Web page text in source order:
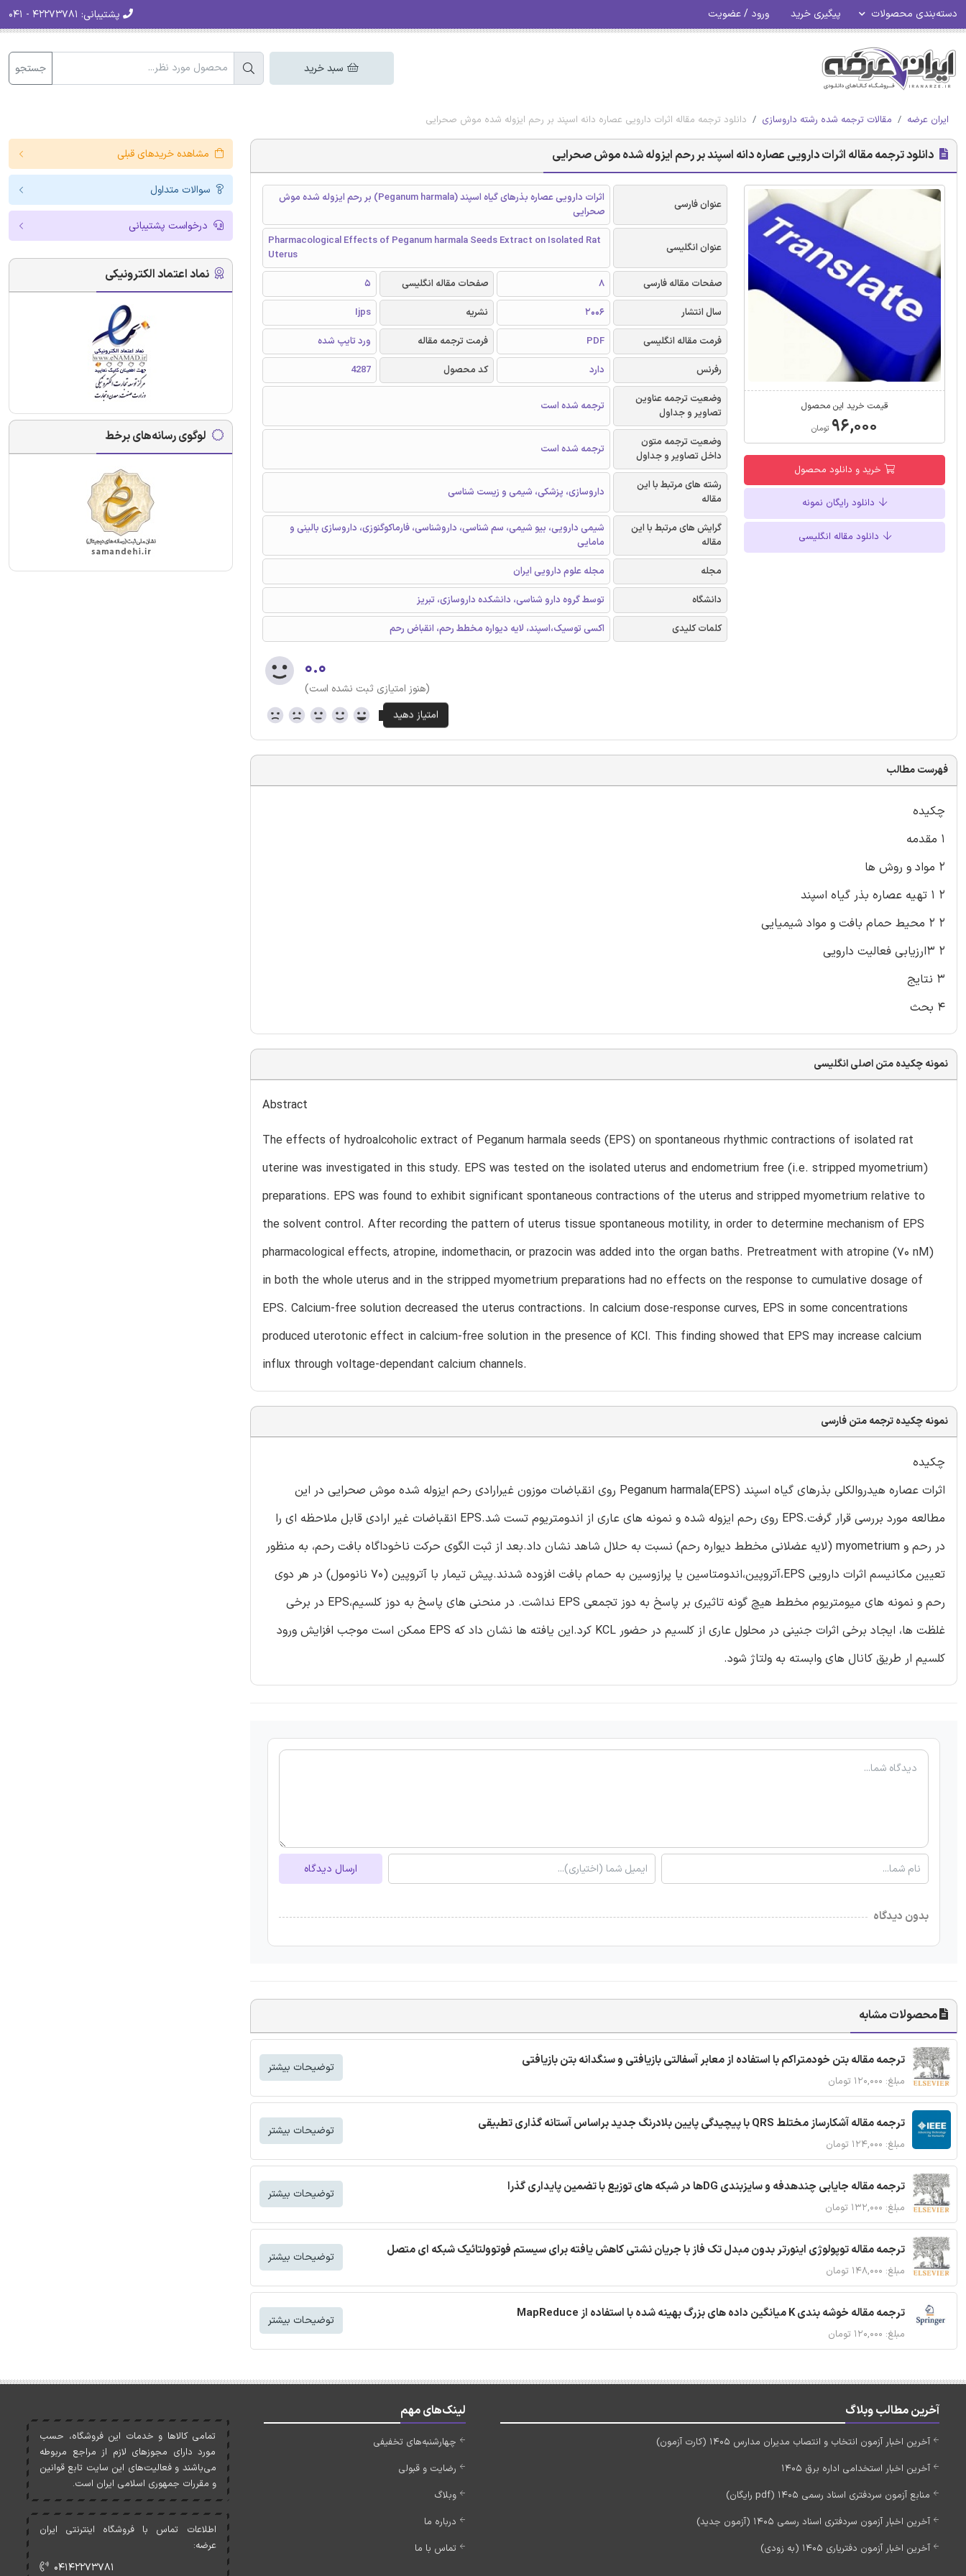
دسته‌بندی محصولات پیگیری خرید ورود / عضویت پشتیبانی:
سبد خرید جستجو
ایران عرضه مقالات ترجمه شده رشته داروسازی دانلود ترجمه مقاله اثرات دارویی عصاره دانه اسپند بر رحم ایزوله شده موش صحرایی
دانلود ترجمه مقاله اثرات دارویی عصاره دانه اسپند بر رحم ایزوله شده موش صحرایی
قیمت خرید این محصول
۹۶,۰۰۰ تومان
خرید و دانلود محصول
دانلود رایگان نمونه
دانلود مقاله انگلیسی
عنوان فارسی
اثرات دارویی عصاره بذرهای گیاه اسپند (Peganum harmala) بر رحم ایزوله شده موش
صحرایی
عنوان انگلیسی
Pharmacological Effects of Peganum harmala Seeds Extract on Isolated Rat
Uterus
صفحات مقاله فارسی
8 صفحات مقاله انگلیسی
5
سال انتشار
2006 نشریه
Ijps
فرمت مقاله انگلیسی
PDF فرمت ترجمه مقاله
ورد تایپ شده
رفرنس
دارد کد محصول
4287
وضعیت ترجمه عناوین
تصاویر و جداول
ترجمه شده است
وضعیت ترجمه متون
داخل تصاویر و جداول
ترجمه شده است
رشته های مرتبط با این
مقاله
داروسازی، پزشکی، شیمی و زیست شناسی
گرایش های مرتبط با این
مقاله
شیمی دارویی، بیو شیمی، سم شناسی، داروشناسی، فارماکوگنوزی، داروسازی بالینی و
مامایی
مجله
مجله علوم دارویی ایران
دانشگاه
توسط گروه دارو شناسی، دانشکده داروسازی، تبریز
کلمات کلیدی
اکسی توسیک،اسپند، لایه دیواره مخطط رحم، انقباض رحم
۰.۰
(هنوز امتیازی ثبت نشده است)
فهرست مطالب
چکیده
۱ مقدمه
۲ مواد و روش ها
۲ ۱ تهیه عصاره بذر گیاه اسپند
۲ ۲ محیط حمام بافت و مواد شیمیایی
۲ ۳ارزیابی فعالیت دارویی
۳ نتایج
۴ بحث
نمونه چکیده متن اصلی انگلیسی
Abstract
The effects of hydroalcoholic extract of Peganum harmala seeds (EPS) on spontaneous rhythmic contractions of isolated rat
uterine was investigated in this study. EPS was tested on the isolated uterus and endometrium free (i.e. stripped myometrium)
preparations. EPS was found to exhibit significant spontaneous contractions of the uterus and stripped myometrium relative to
the solvent control. After recording the pattern of uterus tissue spontaneous motility, in order to determine mechanism of EPS
pharmacological effects, atropine, indomethacin, or prazocin was added into the organ baths. Pretreatment with atropine (70 nM)
in both the whole uterus and in the stripped myometrium preparations had no effects on the response to cumulative dosage of
EPS. Calcium-free solution decreased the uterus contractions. In calcium dose-response curves, EPS in some concentrations
produced uterotonic effect in calcium-free solution in the presence of KCl. This finding showed that EPS may increase calcium
influx through voltage-dependant calcium channels.
نمونه چکیده ترجمه متن فارسی
چکیده
اثرات عصاره هیدروالکلی بذرهای گیاه اسپند Peganum harmala(EPS) روی انقباضات موزون غیرارادی رحم ایزوله شده موش صحرایی در این
مطالعه مورد بررسی قرار گرفت.EPS روی رحم ایزوله شده و نمونه های عاری از اندومتریوم تست شد.EPS انقباضات غیر ارادی قابل ملاحظه ای را
در رحم و myometrium (لایه عضلانی مخطط دیواره رحم) نسبت به حلال شاهد نشان داد.بعد از ثبت الگوی حرکت ناخوداگاه بافت رحم، به منظور
تعیین مکانیسم اثرات دارویی EPS،آتروپین،اندومتاسین یا پرازوسین به حمام بافت افزوده شدند.پیش تیمار با آتروپین (70 نانومول) در هر دوی
رحم و نمونه های میومتریوم مخطط هیچ گونه تاثیری بر پاسخ به دوز تجمعی EPS نداشت. در منحنی های پاسخ به دوز کلسیم،EPS در برخی
غلظت ها، ایجاد برخی اثرات جنینی در محلول عاری از کلسیم در حضور KCL کرد.این یافته ها نشان داد که EPS ممکن است موجب افزایش ورود
کلسیم ار طریق کانال های وابسته به ولتاژ شود.
ارسال دیدگاه
بدون دیدگاه
محصولات مشابه
ترجمه مقاله بتن خودمتراکم با استفاده از معابر آسفالتی بازیافتی و سنگدانه بتن بازیافتی
مبلغ: ۱۲۰,۰۰۰ تومان
توضیحات بیشتر
ترجمه مقاله آشکارساز مختلط QRS با پیچیدگی پایین بلادرنگ جدید براساس آستانه گذاری تطبیقی
مبلغ: ۱۲۴,۰۰۰ تومان
توضیحات بیشتر
ترجمه مقاله جایابی چندهدفه و سایزبندی DGها در شبکه های توزیع با تضمین پایداری گذرا
مبلغ: ۱۳۲,۰۰۰ تومان
توضیحات بیشتر
ترجمه مقاله توپولوژی اینورتر بدون مبدل تک فاز با جریان نشتی کاهش یافته برای سیستم فوتوولتائیک شبکه ای متصل
مبلغ: ۱۴۸,۰۰۰ تومان
توضیحات بیشتر
ترجمه مقاله خوشه بندی K میانگین داده های بزرگ بهینه شده با استفاده از MapReduce
مبلغ: ۱۲۰,۰۰۰ تومان
توضیحات بیشتر
مشاهده خریدهای قبلی
سوالات متداول
درخواست پشتیبانی
نماد اعتماد الکترونیکی
لوگوی رسانه‌های برخط
آخرین مطالب وبلاگ
آخرین اخبار آزمون انتخاب و انتصاب مدیران مدارس 1405 (کارت آزمون)
آخرین اخبار استخدامی اداره برق 1405
منابع آزمون سردفتری اسناد رسمی 1405 (pdf رایگان)
آخرین اخبار آزمون سردفتری اسناد رسمی 1405 (آزمون جدید)
آخرین اخبار آزمون دفتریاری 1405 (به زودی)
لینک‌های مهم
چهارشنبه‌های تخفیفی
رضایت و قبولی
وبلاگ
درباره ما
تماس با ما
تمامی کالاها و خدمات اين فروشگاه، حسب
مورد دارای مجوزهای لازم از مراجع مربوطه
می‌باشند و فعاليت‌های اين سايت تابع قوانين
و مقررات جمهوری اسلامی ايران است.
اطلاعات تماس با فروشگاه اینترنتی ایران
عرضه:
۰۴۱۴۲۲۷۳۷۸۱